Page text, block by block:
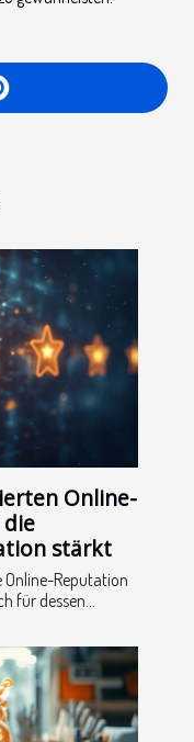
Online-
stärkt
Online-Reputation
für dessen...